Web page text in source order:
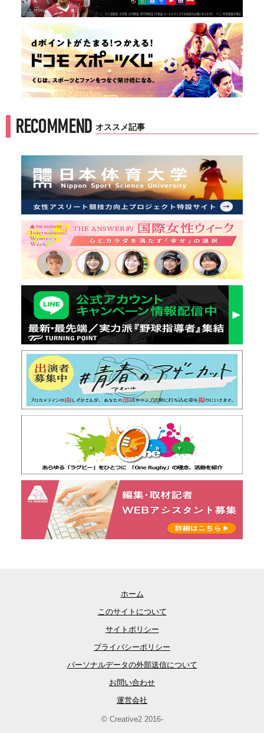
RECOMMEND オススメ記事
ホーム
このサイトについて
サイトポリシー
プライバシーポリシー
パーソナルデータの外部送信について
お問い合わせ
運営会社
© Creative2 2016-